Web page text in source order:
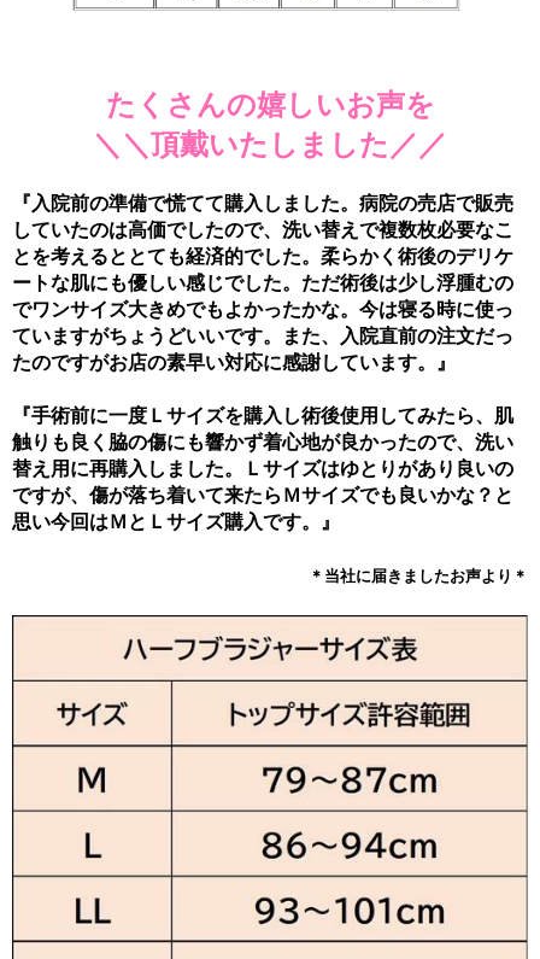
たくさんの嬉しいお声を
＼＼頂戴いたしました／／
『入院前の準備で慌てて購入しました。病院の売店で販売
していたのは高価でしたので、洗い替えで複数枚必要なこ
とを考えるととても経済的でした。柔らかく術後のデリケ
ートな肌にも優しい感じでした。ただ術後は少し浮腫むの
でワンサイズ大きめでもよかったかな。今は寝る時に使っ
ていますがちょうどいいです。また、入院直前の注文だっ
たのですがお店の素早い対応に感謝しています。』
『手術前に一度Ｌサイズを購入し術後使用してみたら、肌
触りも良く脇の傷にも響かず着心地が良かったので、洗い
替え用に再購入しました。Ｌサイズはゆとりがあり良いの
ですが、傷が落ち着いて来たらＭサイズでも良いかな？と
思い今回はＭとＬサイズ購入です。』
＊当社に届きましたお声より＊